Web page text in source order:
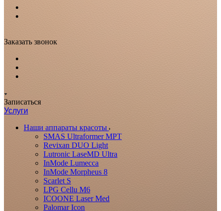
Заказать звонок
Записаться
Услуги
Наши аппараты красоты
SMAS Ultraformer MPT
Revixan DUO Light
Lutronic LaseMD Ultra
InMode Lumecca
InMode Morpheus 8
Scarlet S
LPG Cellu M6
ICOONE Laser Med
Palomar Icon